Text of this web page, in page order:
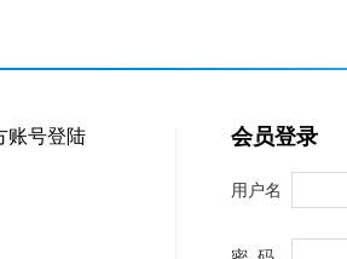
账号登陆 会员登录
用户名